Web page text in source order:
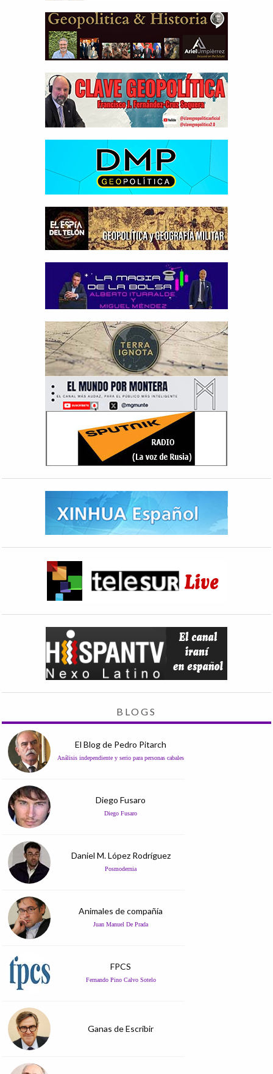
BLOGS
El Blog de Pedro Pitarch
Análisis independiente y serio para personas cabales
Diego Fusaro
Diego Fusaro
Daniel M. López Rodríguez
Posmodernia
Animales de compañía
Juan Manuel De Prada
FPCS
Fernando Pino Calvo Sotelo
Ganas de Escribir